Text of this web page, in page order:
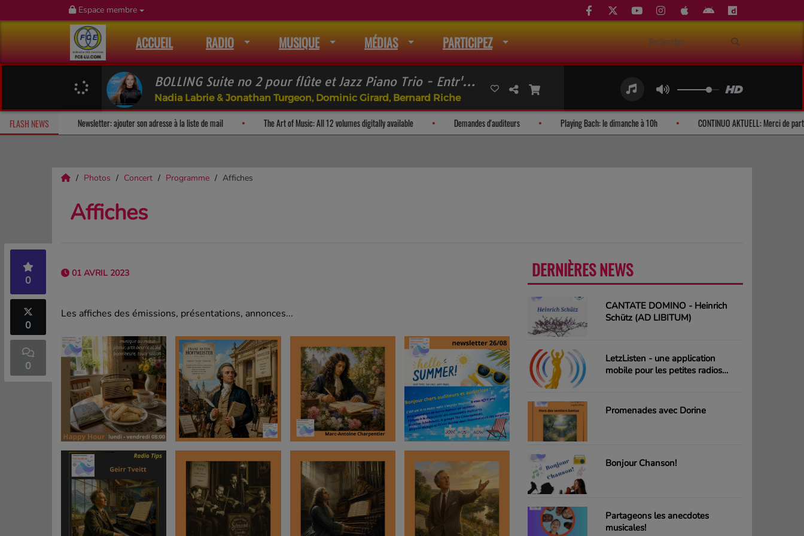
Espace membre
ACCUEIL RADIO MUSIQUE MÉDIAS PARTICIPEZ
BOLLING Suite no 2 pour flûte et Jazz Piano Trio - Entr'amis
Nadia Labrie & Jonathan Turgeon, Dominic Girard, Bernard Riche
FLASH NEWS
Fan Releases & Merch Newsletter: ajouter son adresse à la liste de mail The Art of Music: All 12 volumes digitally available Demandes d'auditeurs Playing Bach: le dimanche à 10h CONTINUO
Photos Concert Programme Affiches
Affiches
0
0
0
01 AVRIL 2023
Les affiches des émissions, présentations, annonces...
DERNIÈRES NEWS
CANTATE DOMINO - Heinrich
Schütz (AD LIBITUM)
LetzListen - une application
mobile pour les petites radios
Promenades avec Dorine
Bonjour Chanson!
Partageons les anecdotes
musicales!